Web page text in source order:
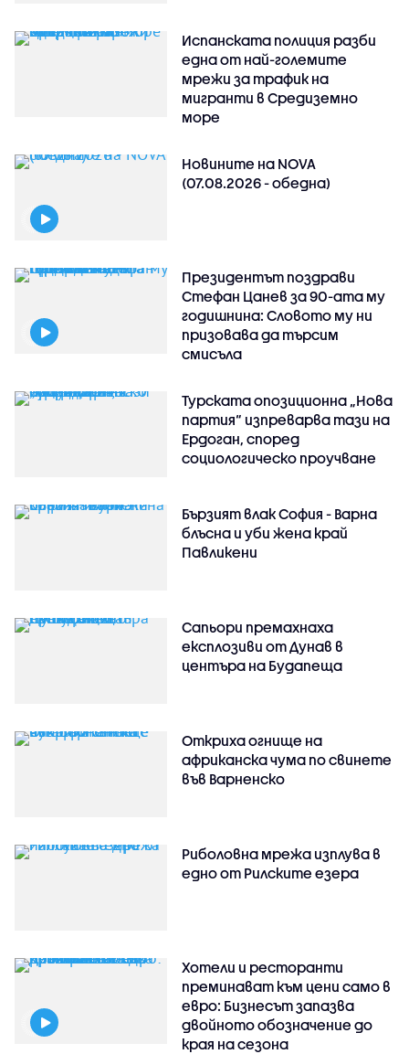
Испанската полиция разби
една от най-големите
мрежи за трафик на
мигранти в Средиземно
море
Новините на NOVA
(07.08.2026 - обедна)
Президентът поздрави
Стефан Цанев за 90-ата му
годишнина: Словото му ни
призовава да търсим
смисъла
Турската опозиционна „Нова
партия“ изпреварва тази на
Ердоган, според
социологическо проучване
Бързият влак София - Варна
блъсна и уби жена край
Павликени
Сапьори премахнаха
експлозиви от Дунав в
центъра на Будапеща
Откриха огнище на
африканска чума по свинете
във Варненско
Риболовна мрежа изплува в
едно от Рилските езера
Хотели и ресторанти
преминават към цени само в
евро: Бизнесът запазва
двойното обозначение до
края на сезона